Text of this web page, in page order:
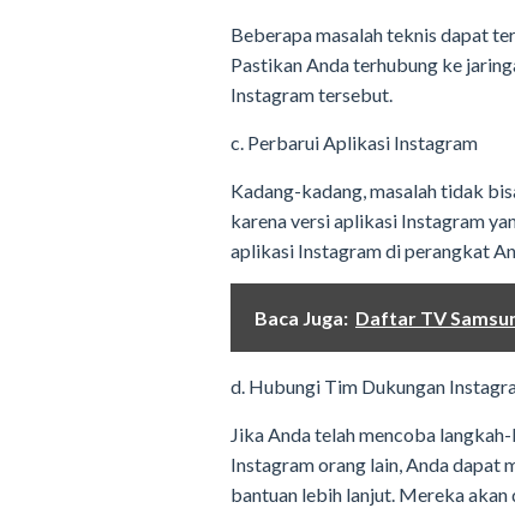
Beberapa masalah teknis dapat
Pastikan Anda terhubung ke
Instagram tersebut.
c. Perbarui Aplikasi Instagram
Kadang-kadang, masalah tidak
karena versi aplikasi Instagram
aplikasi Instagram di perangkat
Baca Juga: Daftar TV
d. Hubungi Tim Dukungan
Jika Anda telah mencoba
Instagram orang lain, Anda dapat
bantuan lebih lanjut. Mereka